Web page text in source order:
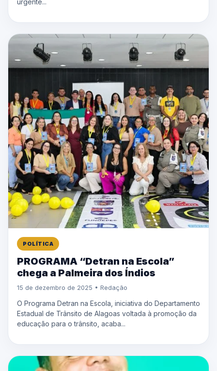
urgente...
POLÍTICA
PROGRAMA “Detran na Escola”
chega a Palmeira dos Índios
15 de dezembro de 2025 • Redação
O Programa Detran na Escola, iniciativa do Departamento
Estadual de Trânsito de Alagoas voltada à promoção da
educação para o trânsito, acaba...